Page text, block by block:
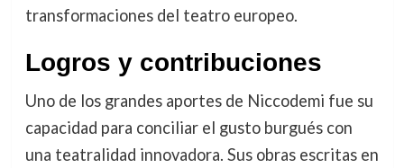
transformaciones del teatro europeo.
Logros y contribuciones
Uno de los grandes aportes de Niccodemi fue su
capacidad para conciliar el gusto burgués con
una teatralidad innovadora. Sus obras escritas en